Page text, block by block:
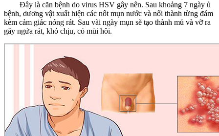
Đây là căn bệnh do virus HSV gây nên. Sau khoảng 7 ngày ủ
bệnh, dương vật xuất hiện các nốt mụn nước và nổi thành từng đám
kèm cảm giác nóng rát. Sau vài ngày mụn sẽ tạo thành mủ và vỡ ra
gây ngứa rát, khó chịu, có mùi hôi.